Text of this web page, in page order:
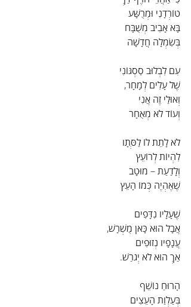
טוֹרְדָנִי וּמְרֻשָּׁע
בָּא אָבִיב מְשֻׁבָּח
בְּשִׂמְלָה חֲדָשָׁה
עִם לִבְלוּב סַסְגּוֹנִי
שֶׁל עָלִים לְמָחָר,
וְאוּלַי זֶה אֲנִי
וְעוֹד לֹא מְאֻחָר
לֹא לָתֵת לוֹ לַסְּתָו
לִהְיוֹת לְרוֹעֵץ
וְלָדַעַת – מוּטָב
שֶׁאֶהְיֶה כְּמוֹ הָעֵץ
שֶׁעָלָיו נִדָּפִים
אֲבָל הוּא כָּאן מֻשְׁרָשׁ,
עֲנָפָיו נְזוּפִים
אַךְ הוּא לֹא יְגֹרַשׁ.
הָרוּחַ נוֹשֵׁף
בְּעַלְוַת הָעֵצִים